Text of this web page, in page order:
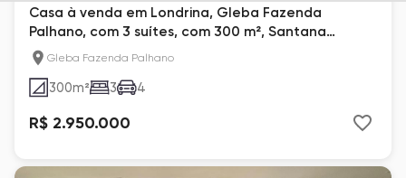
Casa à venda em Londrina, Gleba Fazenda
Palhano, com 3 suítes, com 300 m², Santana
Residence
Gleba Fazenda Palhano
300m² 3 4
R$ 2.950.000